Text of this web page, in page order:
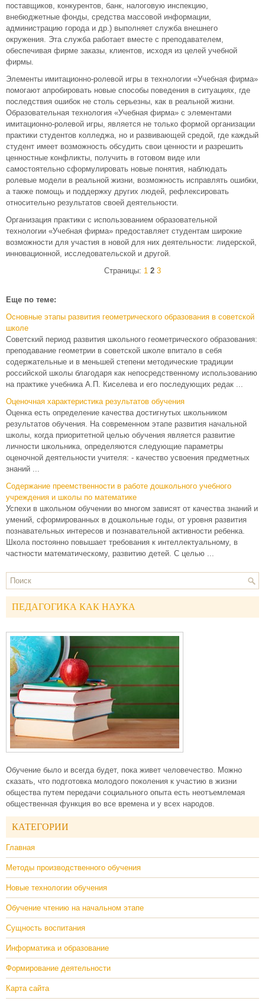
поставщиков, конкурентов, банк, налоговую инспекцию,
внебюджетные фонды, средства массовой информации,
администрацию города и др.) выполняет служба внешнего
окружения. Эта служба работает вместе с преподавателем,
обеспечивая фирме заказы, клиентов, исходя из целей учебной
фирмы.
Элементы имитационно-ролевой игры в технологии «Учебная фирма»
помогают апробировать новые способы поведения в ситуациях, где
последствия ошибок не столь серьезны, как в реальной жизни.
Образовательная технология «Учебная фирма» с элементами
имитационно-ролевой игры, является не только формой организации
практики студентов колледжа, но и развивающей средой, где каждый
студент имеет возможность обсудить свои ценности и разрешить
ценностные конфликты, получить в готовом виде или
самостоятельно сформулировать новые понятия, наблюдать
ролевые модели в реальной жизни, возможность исправлять ошибки,
а также помощь и поддержку других людей, рефлексировать
относительно результатов своей деятельности.
Организация практики с использованием образовательной
технологии «Учебная фирма» предоставляет студентам широкие
возможности для участия в новой для них деятельности: лидерской,
инновационной, исследовательской и другой.
Страницы: 1 2 3
Еще по теме:
Основные этапы развития геометрического образования в советской
школе
Советский период развития школьного геометрического образования:
преподавание геометрии в советской школе впитало в себя
содержательные и в меньшей степени методические традиции
российской школы благодаря как непосредственному использованию
на практике учебника А.П. Киселева и его последующих редак ...
Оценочная характеристика результатов обучения
Оценка есть определение качества достигнутых школьником
результатов обучения. На современном этапе развития начальной
школы, когда приоритетной целью обучения является развитие
личности школьника, определяются следующие параметры
оценочной деятельности учителя: - качество усвоения предметных
знаний ...
Содержание преемственности в работе дошкольного учебного
учреждения и школы по математике
Успехи в школьном обучении во многом зависят от качества знаний и
умений, сформированных в дошкольные годы, от уровня развития
познавательных интересов и познавательной активности ребенка.
Школа постоянно повышает требования к интеллектуальному, в
частности математическому, развитию детей. С целью ...
ПЕДАГОГИКА КАК НАУКА
Обучение было и всегда будет, пока живет человечество. Можно
сказать, что подготовка молодого поколения к участию в жизни
общества путем передачи социального опыта есть неотъемлемая
общественная функция во все времена и у всех народов.
КАТЕГОРИИ
Главная
Методы производственного обучения
Новые технологии обучения
Обучение чтению на начальном этапе
Сущность воспитания
Информатика и образование
Формирование деятельности
Карта сайта